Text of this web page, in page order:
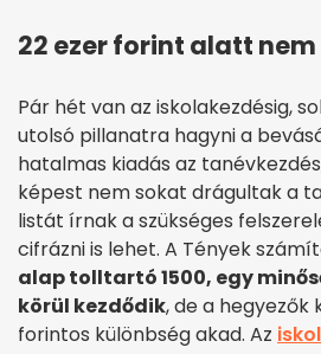
22 ezer forint alatt
Pár hét van az iskolakezdésig,
utolsó pillanatra hagyni a
hatalmas kiadás az
képest nem sokat drágultak a
listát írnak a szükséges
cifrázni is lehet. A Tények
alap tolltartó 1500, egy
körül kezdődik, de a hegyezők
forintos különbség akad. Az